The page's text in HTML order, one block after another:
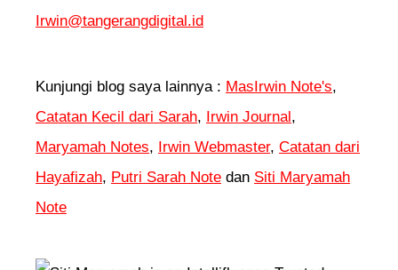
Irwin@tangerangdigital.id
Kunjungi blog saya lainnya : MasIrwin Note's,
Catatan Kecil dari Sarah, Irwin Journal,
Maryamah Notes, Irwin Webmaster, Catatan dari
Hayafizah, Putri Sarah Note dan Siti Maryamah
Note